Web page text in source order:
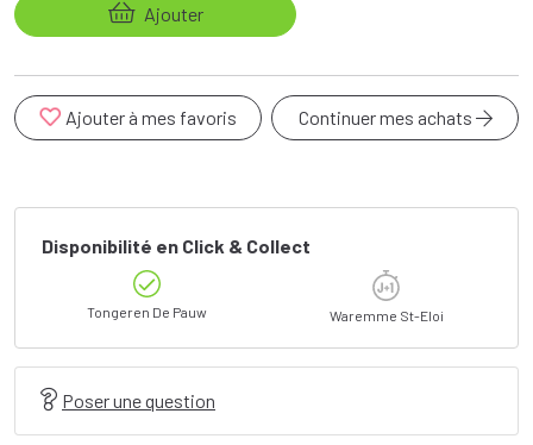
Ajouter
Ajouter à mes favoris Continuer mes achats
Disponibilité en Click & Collect
Tongeren De Pauw Waremme St-Eloi
Poser une question